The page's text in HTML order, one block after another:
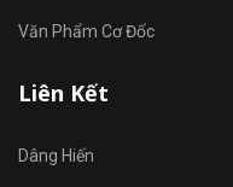
Văn Phẩm Cơ Đốc
Liên Kết
Dâng Hiến